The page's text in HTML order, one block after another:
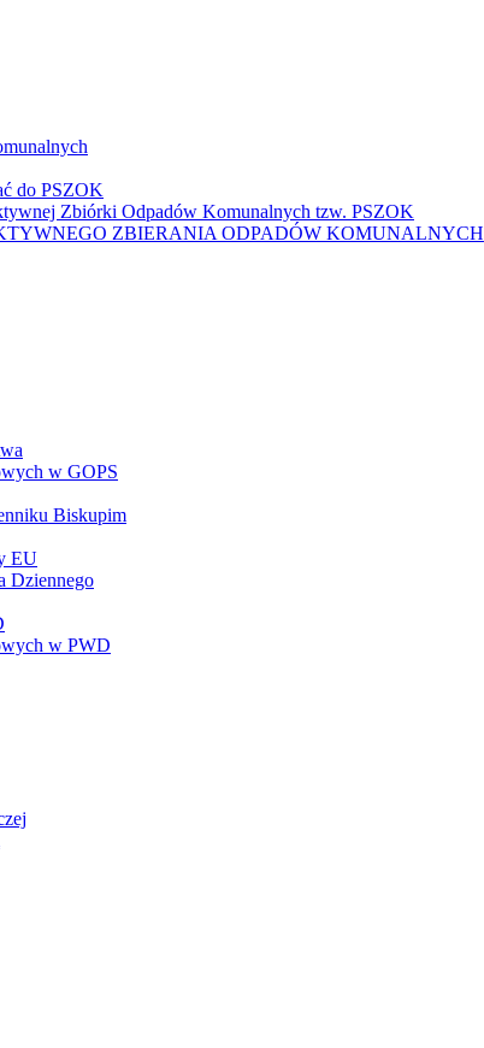
do PSZOK
Zbiórki Odpadów Komunalnych tzw. PSZOK
ZBIERANIA ODPADÓW KOMUNALNYCH
w GOPS
Biskupim
EU
Dziennego
w PWD